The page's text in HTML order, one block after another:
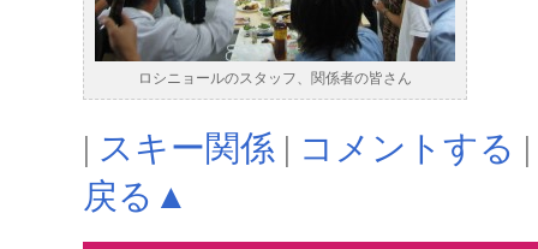
ロシニョールのスタッフ、関係者の皆さん
| スキー関係 | コメントする
戻る▲